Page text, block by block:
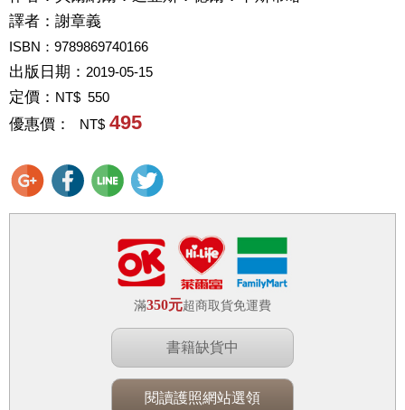
譯者： 謝章義
ISBN：9789869740166
出版日期： 2019-05-15
定價： NT$ 550
優惠價： NT$ 495
滿350元超商取貨免運費
書籍缺貨中
閱讀護照網站選領